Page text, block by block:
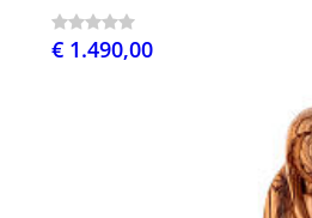
€ 1.490,00